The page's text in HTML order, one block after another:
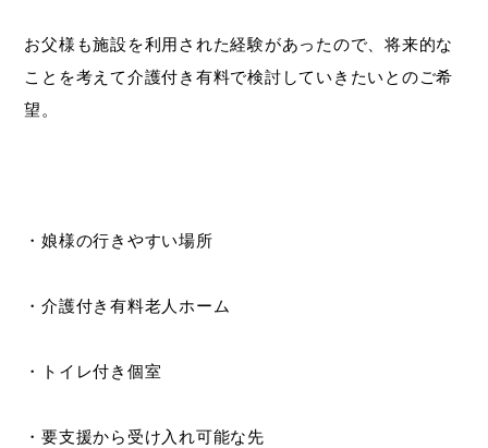
お父様も施設を利用された経験があったので、将来的な
ことを考えて介護付き有料で検討していきたいとのご希
望。
・娘様の行きやすい場所
・介護付き有料老人ホーム
・トイレ付き個室
・要支援から受け入れ可能な先